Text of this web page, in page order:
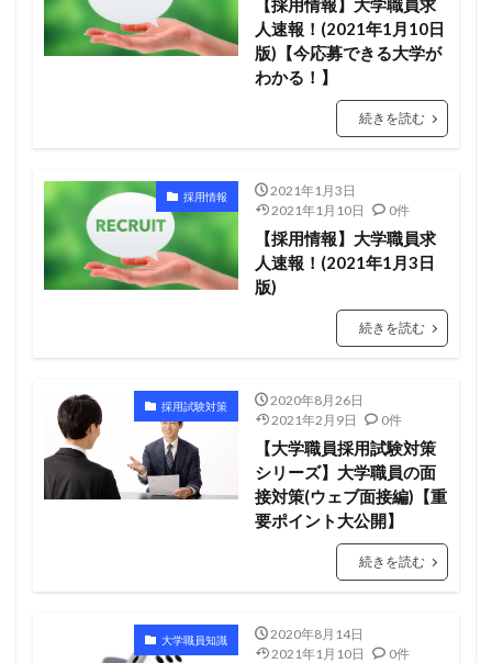
【採用情報】大学職員求
人速報！(2021年1月10日
版)【今応募できる大学が
わかる！】
続きを読む
採用情報
2021年1月3日
2021年1月10日
0件
【採用情報】大学職員求
人速報！(2021年1月3日
版)
続きを読む
採用試験対策
2020年8月26日
2021年2月9日
0件
【大学職員採用試験対策
シリーズ】大学職員の面
接対策(ウェブ面接編)【重
要ポイント大公開】
続きを読む
大学職員知識
2020年8月14日
2021年1月10日
0件